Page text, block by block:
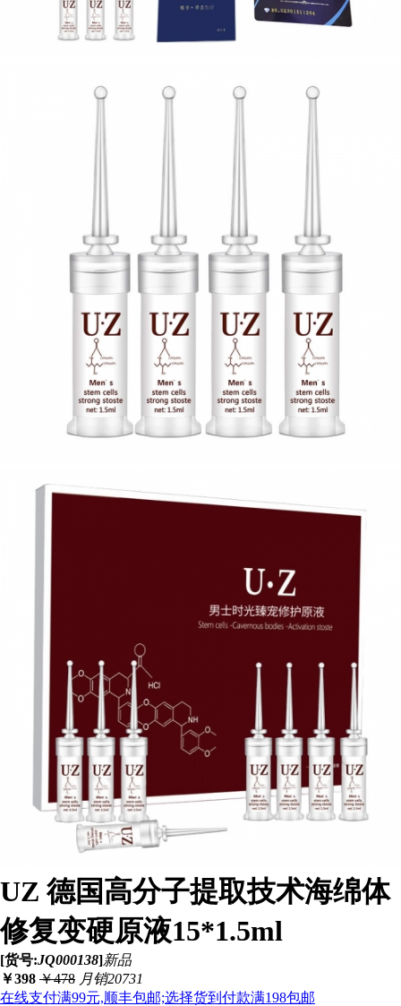
UZ 德国高分子提取技术海绵体
修复变硬原液15*1.5ml
[货号:JQ000138]新品
￥398 ￥478 月销20731
在线支付满99元,顺丰包邮;选择货到付款满198包邮